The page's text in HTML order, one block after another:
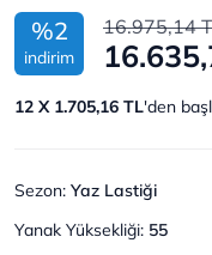
%2
indirim
16.975,14
12 X 1.705,16 TL'den
Sezon: Yaz Lastiği
Yanak Yüksekliği: 55